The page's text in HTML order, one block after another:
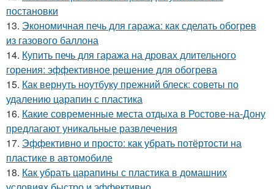
постановки
13. Экономичная печь для гаража: как сделать обогрев
из газового баллона
14. Купить печь для гаража на дровах длительного
горения: эффективное решение для обогрева
15. Как вернуть ноутбуку прежний блеск: советы по
удалению царапин с пластика
16. Какие современные места отдыха в Ростове-на-Дону
предлагают уникальные развлечения
17. Эффективно и просто: как убрать потёртости на
пластике в автомобиле
18. Как убрать царапины с пластика в домашних